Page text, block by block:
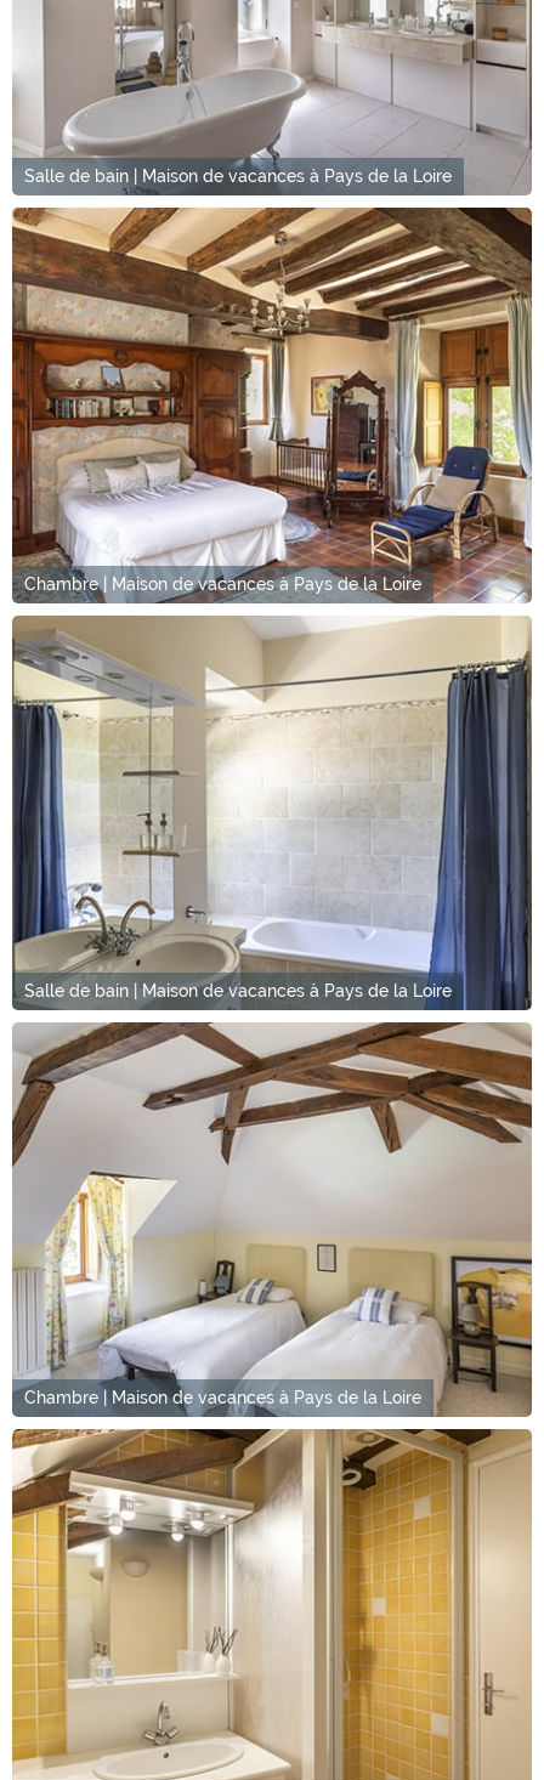
Salle de bain | Maison de vacances à Pays de la Loire
Chambre | Maison de vacances à Pays de la Loire
Salle de bain | Maison de vacances à Pays de la Loire
Chambre | Maison de vacances à Pays de la Loire